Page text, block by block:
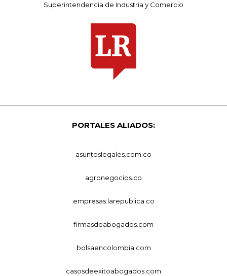
Superintendencia de Industria y Comercio
PORTALES ALIADOS:
asuntoslegales.com.co
agronegocios.co
empresas.larepublica.co
firmasdeabogados.com
bolsaencolombia.com
casosdeexitoabogados.com